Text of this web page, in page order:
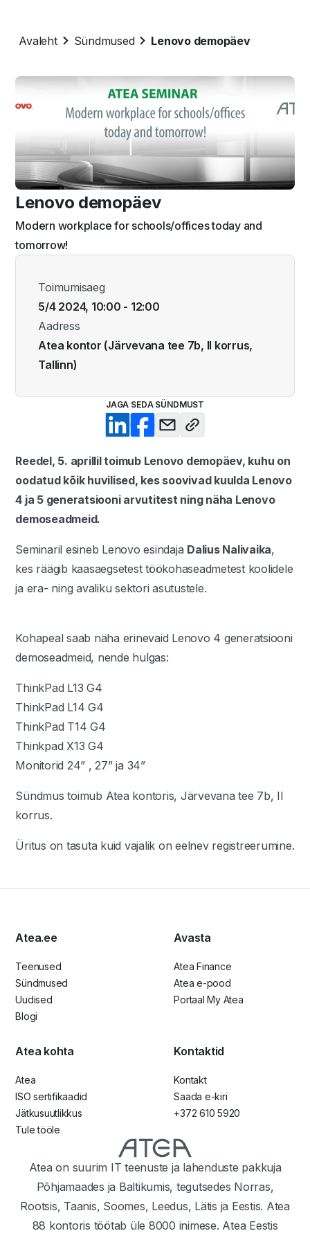
Avaleht Sündmused Lenovo demopäev
Lenovo demopäev
Modern workplace for schools/offices today and
tomorrow!
Toimumisaeg
5/4 2024, 10:00 - 12:00
Aadress
Atea kontor (Järvevana tee 7b, II korrus,
Tallinn)
JAGA SEDA SÜNDMUST
Reedel, 5. aprillil toimub Lenovo demopäev, kuhu on
oodatud kõik huvilised, kes soovivad kuulda Lenovo
4 ja 5 generatsiooni arvutitest ning näha Lenovo
demoseadmeid.
Seminaril esineb Lenovo esindaja Dalius Nalivaika,
kes räägib kaasaegsetest töökohaseadmetest koolidele
ja era- ning avaliku sektori asutustele.
Kohapeal saab näha erinevaid Lenovo 4 generatsiooni
demoseadmeid, nende hulgas:
ThinkPad L13 G4
ThinkPad L14 G4
ThinkPad T14 G4
Thinkpad X13 G4
Monitorid 24” , 27” ja 34”
Sündmus toimub Atea kontoris, Järvevana tee 7b, II
korrus.
Üritus on tasuta kuid vajalik on eelnev registreerumine.
Atea on suurim IT teenuste ja lahenduste pakkuja
Põhjamaades ja Baltikumis, tegutsedes Norras,
Rootsis, Taanis, Soomes, Leedus, Lätis ja Eestis. Atea
88 kontoris töötab üle 8000 inimese. Atea Eestis
Atea.ee
Teenused
Sündmused
Uudised
Blogi
Avasta
Atea Finance
Atea e-pood
Portaal My Atea
Atea kohta
Atea
ISO sertifikaadid
Jätkusuutlikkus
Tule tööle
Kontaktid
Kontakt
Saada e-kiri
+372 610 5920